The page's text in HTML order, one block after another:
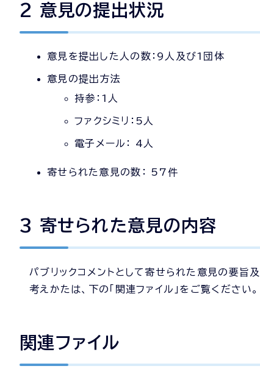
2 意見の提出状況
意見を提出した人の数：9人及び1団体
意見の提出方法
持参：1人
ファクシミリ：5人
電子メール： 4人
寄せられた意見の数： 57件
3 寄せられた意見の内容
パブリックコメントとして寄せられた意見の要
考えかたは、下の「関連ファイル」をご覧ください。
関連ファイル